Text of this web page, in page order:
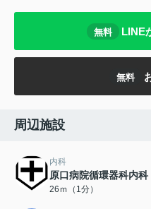
無料 LINE
無料
周辺施設
内科
原口病院循環器科内科
26ｍ（1分）